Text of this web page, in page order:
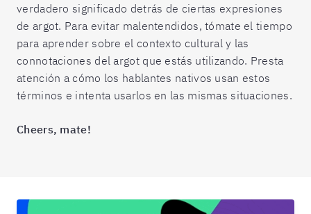
verdadero significado detrás de ciertas expresiones
de argot. Para evitar malentendidos, tómate el tiempo
para aprender sobre el contexto cultural y las
connotaciones del argot que estás utilizando. Presta
atención a cómo los hablantes nativos usan estos
términos e intenta usarlos en las mismas situaciones.
Cheers, mate!